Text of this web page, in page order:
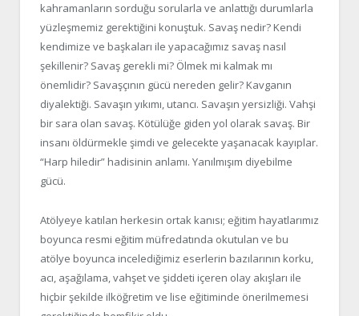
kahramanların sorduğu sorularla ve anlattığı durumlarla
yüzleşmemiz gerektiğini konuştuk. Savaş nedir? Kendi
kendimize ve başkaları ile yapacağımız savaş nasıl
şekillenir? Savaş gerekli mi? Ölmek mi kalmak mı
önemlidir? Savaşçının gücü nereden gelir? Kavganın
diyalektiği. Savaşın yıkımı, utancı. Savaşın yersizliği. Vahşi
bir sara olan savaş. Kötülüğe giden yol olarak savaş. Bir
insanı öldürmekle şimdi ve gelecekte yaşanacak kayıplar.
“Harp hiledir” hadisinin anlamı. Yanılmışım diyebilme
gücü.
Atölyeye katılan herkesin ortak kanısı; eğitim hayatlarımız
boyunca resmi eğitim müfredatında okutulan ve bu
atölye boyunca incelediğimiz eserlerin bazılarının korku,
acı, aşağılama, vahşet ve şiddeti içeren olay akışları ile
hiçbir şekilde ilköğretim ve lise eğitiminde önerilmemesi